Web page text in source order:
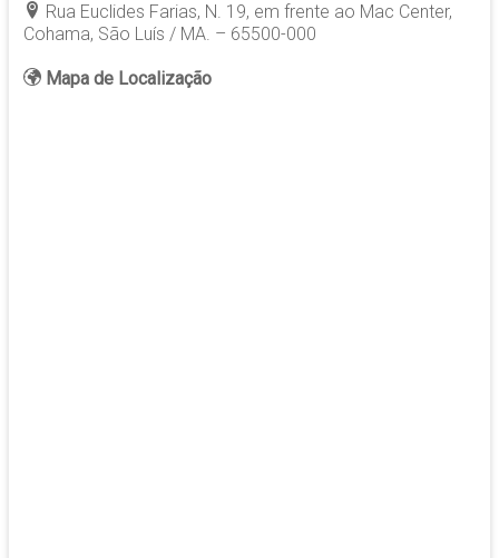
Rua Euclides Farias, N. 19, em frente ao Mac Center,
Cohama, São Luís / MA. – 65500-000
Mapa de Localização